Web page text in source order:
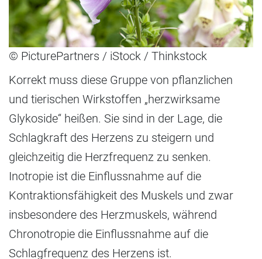
© PicturePartners / iStock / Thinkstock
Korrekt muss diese Gruppe von pflanzlichen
und tierischen Wirkstoffen „herzwirksame
Glykoside“ heißen. Sie sind in der Lage, die
Schlagkraft des Herzens zu steigern und
gleichzeitig die Herzfrequenz zu senken.
Inotropie ist die Einflussnahme auf die
Kontraktionsfähigkeit des Muskels und zwar
insbesondere des Herzmuskels, während
Chronotropie die Einflussnahme auf die
Schlagfrequenz des Herzens ist.